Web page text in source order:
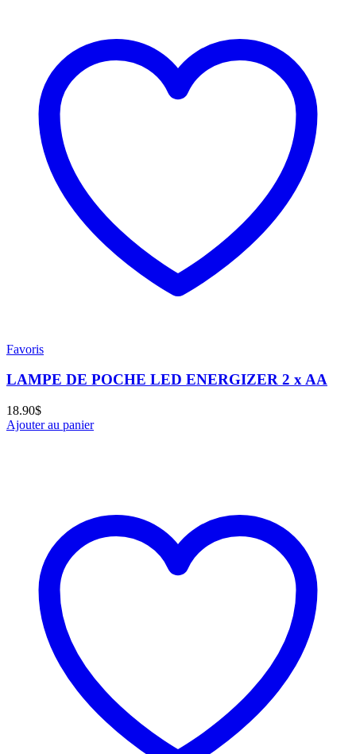
Favoris
LAMPE DE POCHE LED ENERGIZER 2 x AA
18.90$
Ajouter au panier